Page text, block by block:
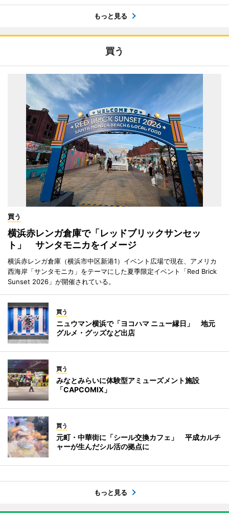
もっと見る
買う
買う
横浜赤レンガ倉庫で「レッドブリックサンセッ
ト」 サンタモニカをイメージ
横浜赤レンガ倉庫（横浜市中区新港1）イベント広場で現在、アメリカ
西海岸「サンタモニカ」をテーマにした夏季限定イベント「Red Brick
Sunset 2026」が開催されている。
買う
ニュウマン横浜で「ヨコハマ ニュー縁日」 地元
グルメ・グッズなど出店
買う
みなとみらいに体験型アミューズメント施設
「CAPCOMIX」
買う
元町・中華街に「シール交換カフェ」 平成カルチ
ャーが生んだシル活の拠点に
もっと見る